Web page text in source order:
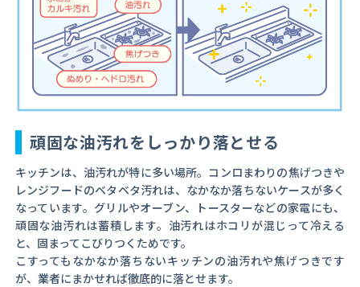
頑固な油汚れをしっかり落とせる
キッチンは、油汚れが特に多い場所。コンロまわりの焦げつきや
レンジフードのベタベタ汚れは、なかなか落ちないケースが多く
なっています。グリルやオーブン、トースターなどの家電にも、
頑固な油汚れは蓄積します。油汚れはホコリが混じって冷える
と、固まってこびりつくためです。
こすってもなかなか落ちないキッチンの油汚れや焦げつきです
が、業者にまかせれば徹底的に落とせます。